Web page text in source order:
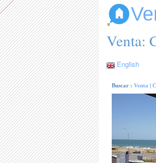
Venta:
English
Buscar : Venta